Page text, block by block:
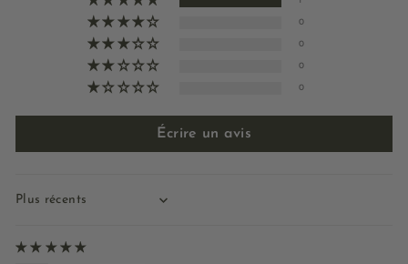
0
0
0
0
Écrire un avis
Sort by